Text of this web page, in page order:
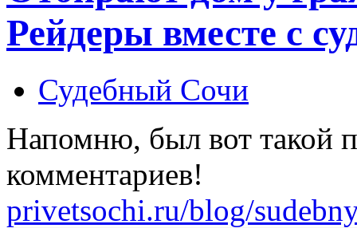
Рейдеры вместе с
Судебный Сочи
Напомню, был вот такой
комментариев!
privetsochi.ru/blog/